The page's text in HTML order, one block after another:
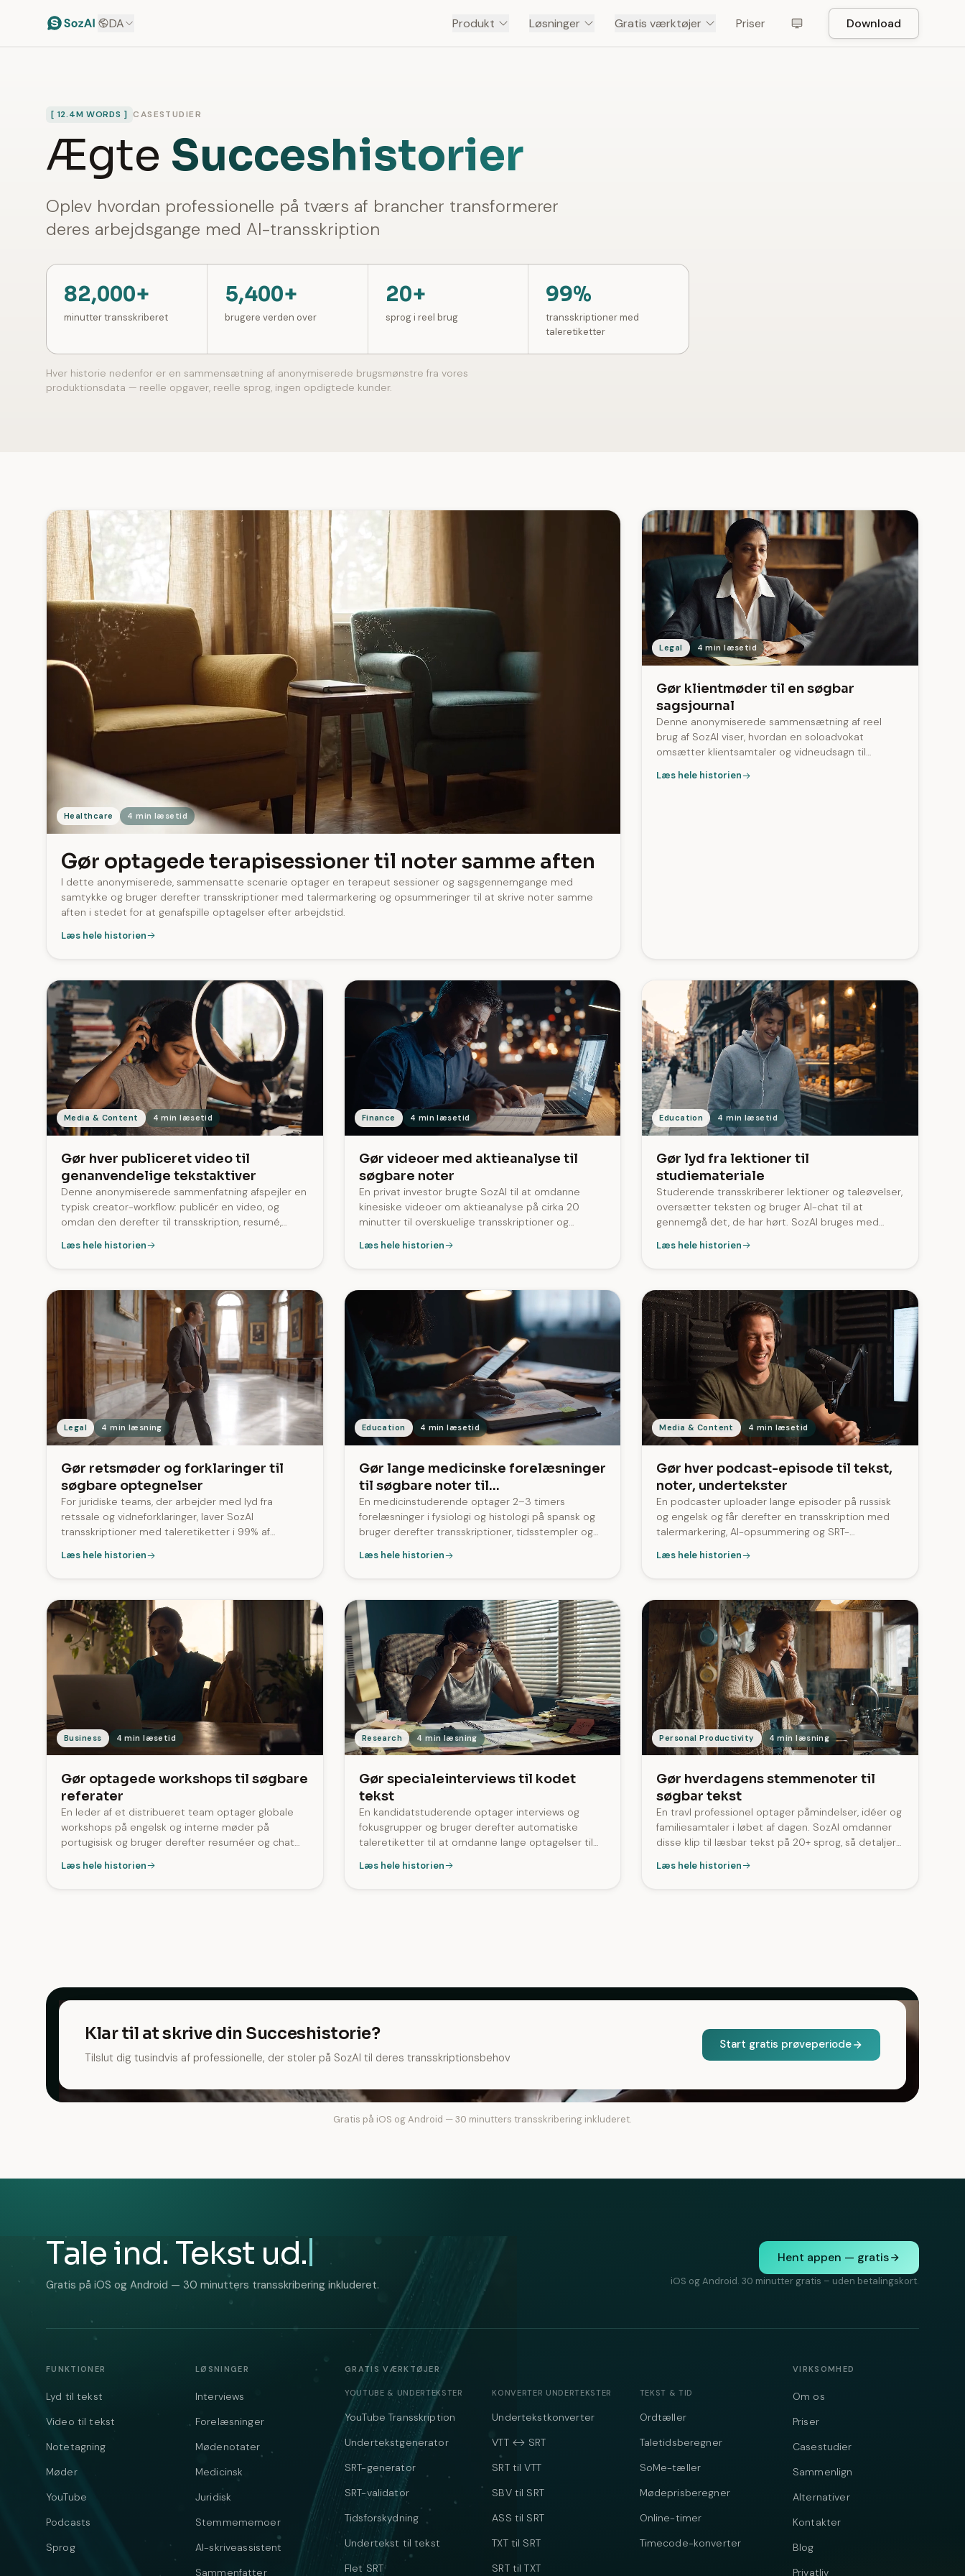
DA Produkt Løsninger Gratis værktøjer Priser Download
[ 12.4M WORDS ] CASESTUDIER
Ægte Succeshistorier
Oplev hvordan professionelle på tværs af brancher transformerer
deres arbejdsgange med AI-transskription
82,000+
minutter transskriberet
5,400+
brugere verden over
20+
sprog i reel brug
99%
transskriptioner med
taleretiketter
Hver historie nedenfor er en sammensætning af anonymiserede brugsmønstre fra vores
produktionsdata — reelle opgaver, reelle sprog, ingen opdigtede kunder.
Healthcare 4 min læsetid
Gør optagede terapisessioner til noter samme aften
I dette anonymiserede, sammensatte scenarie optager en terapeut sessioner og sagsgennemgange med
samtykke og bruger derefter transskriptioner med talermarkering og opsummeringer til at skrive noter samme
aften i stedet for at genafspille optagelser efter arbejdstid.
Læs hele historien
Legal 4 min læsetid
Gør klientmøder til en søgbar
sagsjournal
Denne anonymiserede sammensætning af reel
brug af SozAI viser, hvordan en soloadvokat
omsætter klientsamtaler og vidneudsagn til
tværs af appen indeholder 99 % af
Læs hele historien
Media & Content 4 min læsetid
Gør hver publiceret video til
genanvendelige tekstaktiver
Denne anonymiserede sammenfatning afspejler en
typisk creator-workflow: publicér en video, og
omdan den derefter til transskription, resumé,
genereres SRT-undertekster til 96% af
Læs hele historien
Finance 4 min læsetid
Gør videoer med aktieanalyse til
søgbare noter
En privat investor brugte SozAI til at omdanne
kinesiske videoer om aktieanalyse på cirka 20
minutter til overskuelige transskriptioner og
uden at se dem igen.
Læs hele historien
Education 4 min læsetid
Gør lyd fra lektioner til
studiemateriale
Studerende transskriberer lektioner og taleøvelser,
oversætter teksten og bruger AI-chat til at
gennemgå det, de har hørt. SozAI bruges med
praktisk måde at arbejde med talt materiale som
Læs hele historien
Legal 4 min læsning
Gør retsmøder og forklaringer til
søgbare optegnelser
For juridiske teams, der arbejder med lyd fra
retssale og vidneforklaringer, laver SozAI
transskriptioner med taleretiketter i 99% af
end 20 sprog, herunder spansk.
Læs hele historien
Education 4 min læsetid
Gør lange medicinske forelæsninger
til søgbare noter til
eksamenslæsning
En medicinstuderende optager 2–3 timers
forelæsninger i fysiologi og histologi på spansk og
bruger derefter transskriptioner, tidsstempler og
behandler filer på op til 2,8 timer.
Læs hele historien
Media & Content 4 min læsetid
Gør hver podcast-episode til tekst,
noter, undertekster
En podcaster uploader lange episoder på russisk
og engelsk og får derefter en transskription med
talermarkering, AI-opsummering og SRT-
produktion genereres SRT-undertekster for 96% af
Læs hele historien
Business 4 min læsetid
Gør optagede workshops til søgbare
referater
En leder af et distribueret team optager globale
workshops på engelsk og interne møder på
portugisisk og bruger derefter resuméer og chat
beslutninger. På tværs af SozAI indeholder 99 % af
Læs hele historien
Research 4 min læsning
Gør specialeinterviews til kodet
tekst
En kandidatstuderende optager interviews og
fokusgrupper og bruger derefter automatiske
taleretiketter til at omdanne lange optagelser til
indeholder 99 % af transskriptionerne
Læs hele historien
Personal Productivity 4 min læsning
Gør hverdagens stemmenoter til
søgbar tekst
En travl professionel optager påmindelser, idéer og
familiesamtaler i løbet af dagen. SozAI omdanner
disse klip til læsbar tekst på 20+ sprog, så detaljer
Læs hele historien
Klar til at skrive din Succeshistorie?
Tilslut dig tusindvis af professionelle, der stoler på SozAI til deres transskriptionsbehov
Start gratis prøveperiode
Gratis på iOS og Android — 30 minutters transskribering inkluderet.
Tale ind. Tekst ud.
Gratis på iOS og Android — 30 minutters transskribering inkluderet.
Hent appen — gratis
iOS og Android. 30 minutter gratis – uden betalingskort.
FUNKTIONER
Lyd til tekst
Video til tekst
Notetagning
Møder
YouTube
Podcasts
Sprog
LØSNINGER
Interviews
Forelæsninger
Mødenotater
Medicinsk
Juridisk
Stemmememoer
AI-skriveassistent
Sammenfatter
GRATIS VÆRKTØJER
YOUTUBE & UNDERTEKSTER
YouTube Transskription
Undertekstgenerator
SRT-generator
SRT-validator
Tidsforskydning
Undertekst til tekst
Flet SRT
KONVERTER UNDERTEKSTER
Undertekstkonverter
VTT ↔ SRT
SRT til VTT
SBV til SRT
ASS til SRT
TXT til SRT
SRT til TXT
TEKST & TID
Ordtæller
Taletidsberegner
SoMe-tæller
Mødeprisberegner
Online-timer
Timecode-konverter
VIRKSOMHED
Om os
Priser
Casestudier
Sammenlign
Alternativer
Kontakter
Blog
Privatliv